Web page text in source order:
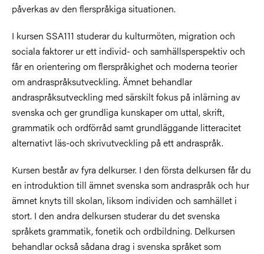
påverkas av den flerspråkiga situationen.
I kursen SSA111 studerar du kulturmöten, migration och
sociala faktorer ur ett individ- och samhällsperspektiv och
får en orientering om flerspråkighet och moderna teorier
om andraspråksutveckling. Ämnet behandlar
andraspråksutveckling med särskilt fokus på inlärning av
svenska och ger grundliga kunskaper om uttal, skrift,
grammatik och ordförråd samt grundläggande litteracitet
alternativt läs-och skrivutveckling på ett andraspråk.
Kursen består av fyra delkurser. I den första delkursen får du
en introduktion till ämnet svenska som andraspråk och hur
ämnet knyts till skolan, liksom individen och samhället i
stort. I den andra delkursen studerar du det svenska
språkets grammatik, fonetik och ordbildning. Delkursen
behandlar också sådana drag i svenska språket som